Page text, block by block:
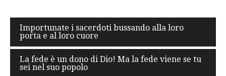
Navigazione
articoli
Importunate i sacerdoti bussando alla loro
porta e al loro cuore
La fede è un dono di Dio! Ma la fede viene se tu
sei nel suo popolo